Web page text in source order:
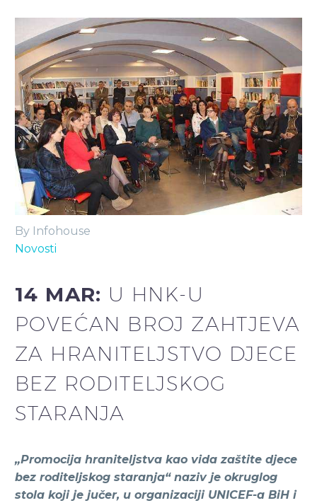
By Infohouse
Novosti
14 MAR: U HNK-U
POVEĆAN BROJ ZAHTJEVA
ZA HRANITELJSTVO DJECE
BEZ RODITELJSKOG
STARANJA
„Promocija hraniteljstva kao vida zaštite djece
bez roditeljskog staranja“ naziv je okruglog
stola koji je jučer, u organizaciji UNICEF-a BiH i